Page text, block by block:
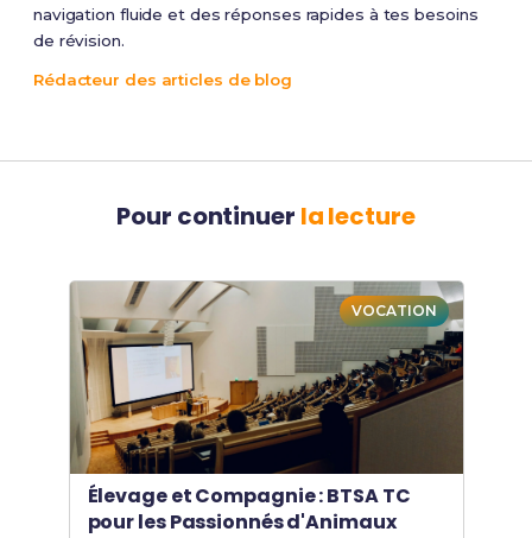
navigation fluide et des réponses rapides à tes besoins
de révision.
Rédacteur des articles de blog
Pour continuer la lecture
VOCATION
Élevage et Compagnie : BTSA TC
pour les Passionnés d'Animaux